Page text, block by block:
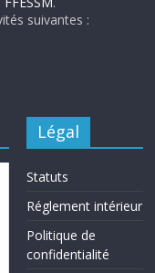
suivantes :
Légal
Statuts
Réglement intérieur
Politique de
confidentialité